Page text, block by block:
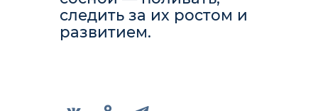
следить за их ростом и
развитием.